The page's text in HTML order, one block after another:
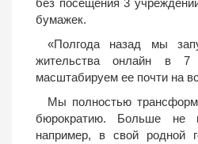
без посещения 3
бумажек.
«Полгода назад мы
жительства онлайн в 7
масштабируем ее почти на
Мы полностью
бюрократию. Больше не
например, в свой родной